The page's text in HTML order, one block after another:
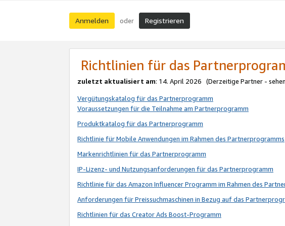
Anmelden oder Registrieren
Richtlinien für das
zuletzt aktualisiert am: 14. April 2026 (Derzeitige Partner -
Vergütungskatalog für das Partnerprogramm
Voraussetzungen für die Teilnahme am Partnerprogramm
Produktkatalog für das Partnerprogramm
Richtlinie für Mobile Anwendungen im Rahmen des Partnerprogramms
Markenrichtlinien für das Partnerprogramm
IP-Lizenz- und Nutzungsanforderungen für das Partnerprogramm
Richtlinie für das Amazon Influencer Programm im Rahmen des
Anforderungen für Preissuchmaschinen in Bezug auf das
Richtlinien für das Creator Ads Boost-Programm